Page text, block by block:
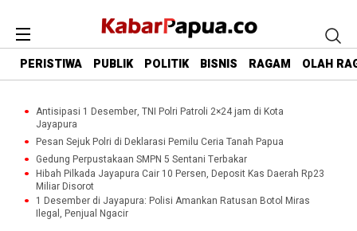
PERISTIWA PUBLIK POLITIK BISNIS RAGAM OLAH
Antisipasi 1 Desember, TNI Polri Patroli 2×24 jam di Kota
Jayapura
Pesan Sejuk Polri di Deklarasi Pemilu Ceria Tanah Papua
Gedung Perpustakaan SMPN 5 Sentani Terbakar
Hibah Pilkada Jayapura Cair 10 Persen, Deposit Kas Daerah Rp23
Miliar Disorot
1 Desember di Jayapura: Polisi Amankan Ratusan Botol Miras
Ilegal, Penjual Ngacir